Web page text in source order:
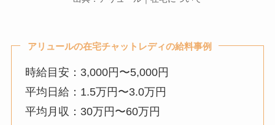
アリュールの在宅チャットレディの給料事例
時給目安：3,000円〜5,000円
平均日給：1.5万円〜3.0万円
平均月収：30万円〜60万円